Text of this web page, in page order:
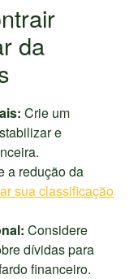
da
Crie um
e
a redução da
sua classificação
Considere
dívidas para
financeiro.